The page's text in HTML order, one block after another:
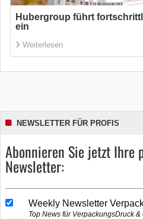
Hubergroup führt
ein
Weiterlesen
NEWSLETTER FÜR PROFIS
Abonnieren Sie jetzt Ihre
Newsletter:
Weekly Newsletter
Top News für VerpackungsDruck